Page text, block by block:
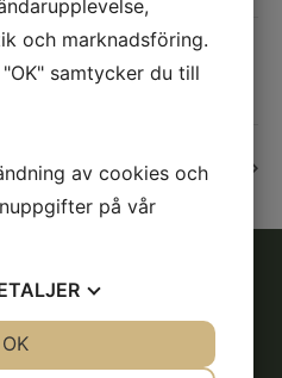
Dressyrträning
och marknadsföring.
samtycker du till
av cookies och
på vår
OK